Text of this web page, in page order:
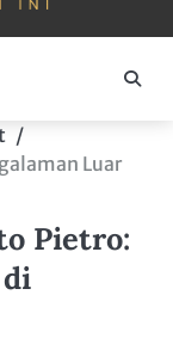
Luar
Pietro: